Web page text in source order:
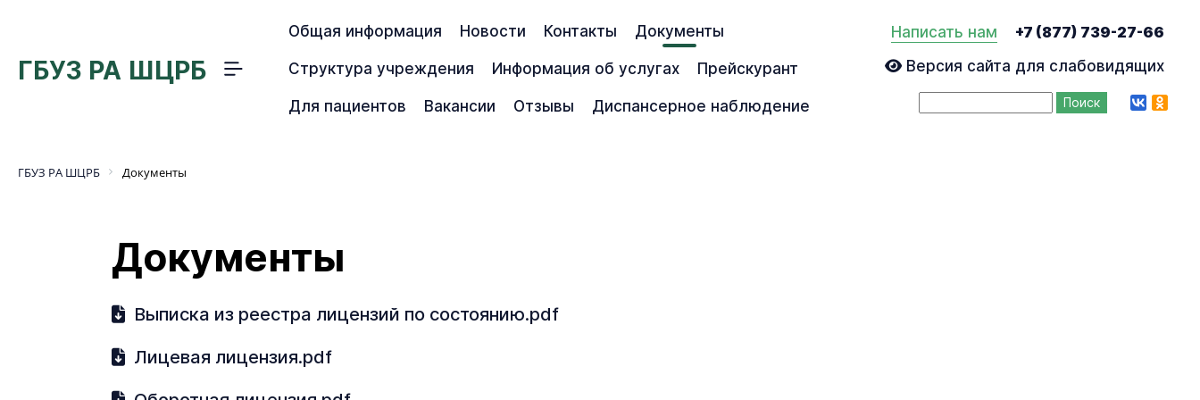
ГБУЗ РА ШЦРБ
Меню
Общая информация Новости Контакты Документы
Структура учреждения Информация об услугах Прейскурант
Для пациентов Вакансии Отзывы Диспансерное наблюдение
Написать нам
+7 (877) 739-27-66
Версия сайта для слабовидящих
vkok
ГБУЗ РА ШЦРБ Документы
Документы
Выписка из реестра лицензий по состоянию.pdf
Лицевая лицензия.pdf